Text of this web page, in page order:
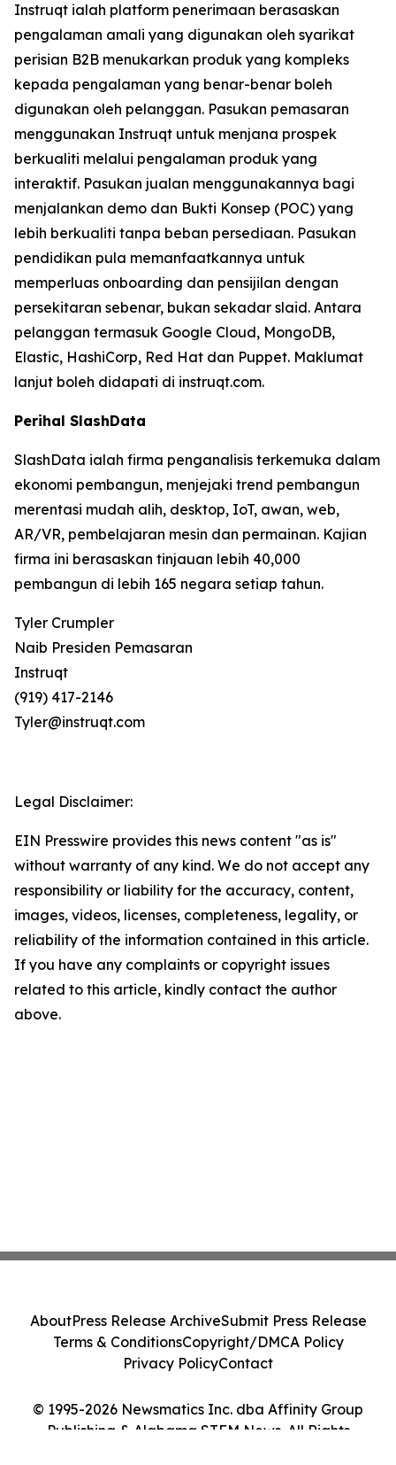
Instruqt ialah platform penerimaan berasaskan
pengalaman amali yang digunakan oleh syarikat
perisian B2B menukarkan produk yang kompleks
kepada pengalaman yang benar-benar boleh
digunakan oleh pelanggan. Pasukan pemasaran
menggunakan Instruqt untuk menjana prospek
berkualiti melalui pengalaman produk yang
interaktif. Pasukan jualan menggunakannya bagi
menjalankan demo dan Bukti Konsep (POC) yang
lebih berkualiti tanpa beban persediaan. Pasukan
pendidikan pula memanfaatkannya untuk
memperluas onboarding dan pensijilan dengan
persekitaran sebenar, bukan sekadar slaid. Antara
pelanggan termasuk Google Cloud, MongoDB,
Elastic, HashiCorp, Red Hat dan Puppet. Maklumat
lanjut boleh didapati di instruqt.com.
Perihal SlashData
SlashData ialah firma penganalisis terkemuka dalam
ekonomi pembangun, menjejaki trend pembangun
merentasi mudah alih, desktop, IoT, awan, web,
AR/VR, pembelajaran mesin dan permainan. Kajian
firma ini berasaskan tinjauan lebih 40,000
pembangun di lebih 165 negara setiap tahun.
Tyler Crumpler
Naib Presiden Pemasaran
Instruqt
(919) 417-2146
Tyler@instruqt.com
Legal Disclaimer:
EIN Presswire provides this news content "as is"
without warranty of any kind. We do not accept any
responsibility or liability for the accuracy, content,
images, videos, licenses, completeness, legality, or
reliability of the information contained in this article.
If you have any complaints or copyright issues
related to this article, kindly contact the author
above.
© 1995-2026 Newsmatics Inc. dba Affinity Group
Publishing & Alabama STEM News. All Rights
AboutPress Release ArchiveSubmit Press Release
Terms & ConditionsCopyright/DMCA Policy
Privacy PolicyContact